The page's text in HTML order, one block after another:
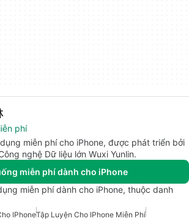
phí
miễn phí cho iPhone, được phát triển bởi
nghệ Dữ liệu lớn Wuxi Yunlin.
miễn phí dành cho iPhone
miễn phí dành cho iPhone, thuộc danh
IPhoneTập Luyện Cho IPhone Miễn Phí